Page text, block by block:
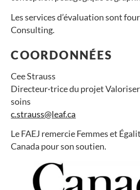
Les services d’évaluation sont
Consulting.
COORDONNÉES
Cee Strauss
Directeur·trice du projet Valoriser
soins
c.strauss@leaf.ca
Le FAEJ remercie Femmes et
Canada pour son soutien.